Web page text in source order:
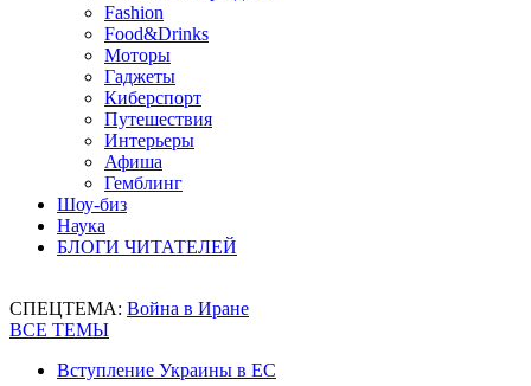
Fashion
Food&Drinks
Моторы
Гаджеты
Киберспорт
Путешествия
Интерьеры
Афиша
Гемблинг
Шоу-биз
Наука
БЛОГИ ЧИТАТЕЛЕЙ
СПЕЦТЕМА: Война в Иране
ВСЕ ТЕМЫ
Вступление Украины в ЕС